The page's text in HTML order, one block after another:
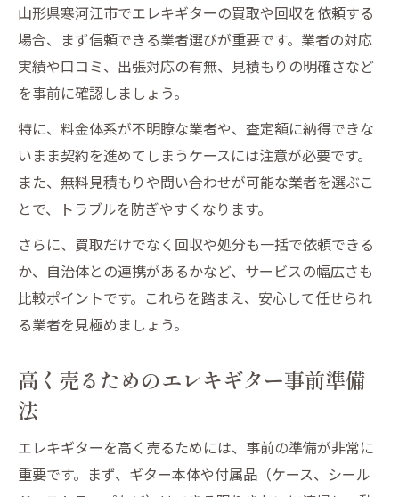
引越しや断捨離時に活用したい回収法
買取価格が上がるタイミングを見極める
エレキギター回収依頼前に確認すべき点
エレキギター買取と回収のメリット比較
どちらがお得？買取回収の判断ポイント
損をしないための買取回収活用術
山形県寒河江市でエレキギターの買取や回収を依頼する
場合、まず信頼できる業者選びが重要です。業者の対応
実績や口コミ、出張対応の有無、見積もりの明確さなど
を事前に確認しましょう。
特に、料金体系が不明瞭な業者や、査定額に納得できな
いまま契約を進めてしまうケースには注意が必要です。
また、無料見積もりや問い合わせが可能な業者を選ぶこ
とで、トラブルを防ぎやすくなります。
さらに、買取だけでなく回収や処分も一括で依頼できる
か、自治体との連携があるかなど、サービスの幅広さも
比較ポイントです。これらを踏まえ、安心して任せられ
る業者を見極めましょう。
高く売るためのエレキギター事前準備
法
エレキギターを高く売るためには、事前の準備が非常に
重要です。まず、ギター本体や付属品（ケース、シール